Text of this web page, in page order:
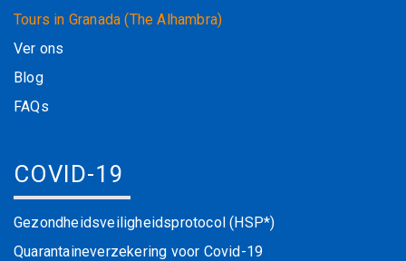
Tours in Granada (The Alhambra)
Ver ons
Blog
FAQs
COVID-19
Gezondheidsveiligheidsprotocol (HSP*)
Quarantaineverzekering voor Covid-19